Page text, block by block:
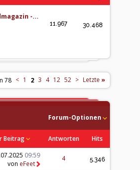
-...
11.967 30.468
78 < 1 2 3 4 12 52 > Letzte »
Forum-Optionen
Beitrag Antworten Hits
09:59
von eFeet
4 5.346